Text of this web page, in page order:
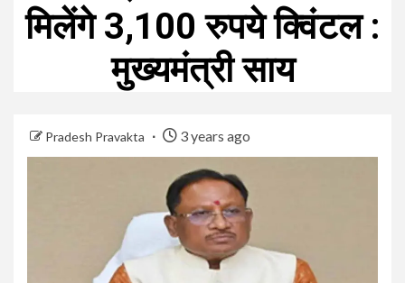
मिलेंगे 3,100 रुपये क्विंटल :
मुख्यमंत्री साय
Pradesh Pravakta 3 years ago